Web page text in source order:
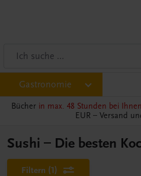
Gastronomie
Bücher in max. 48 Stunden bei
EUR – Versand
Sushi – Die besten
Filtern (1)